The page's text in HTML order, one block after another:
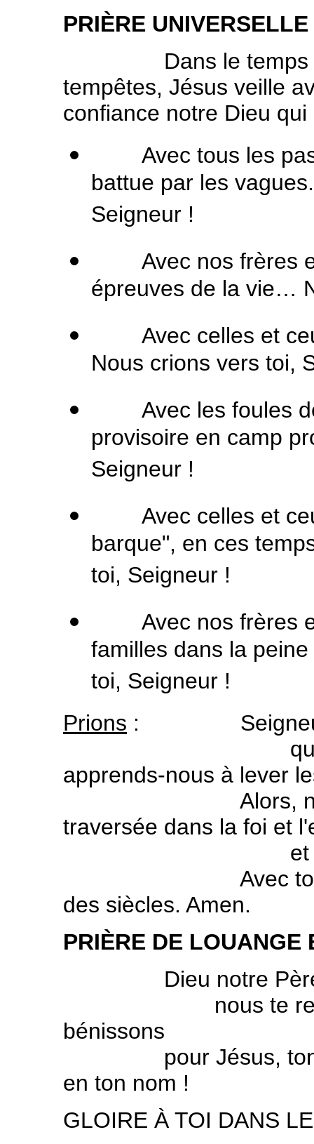
PRIÈRE UNIVERSELLE
Dans le temps
tempêtes, Jésus veille
confiance notre Dieu
Avec tous les
battue par les
Seigneur !
Avec nos frères
épreuves de la vie…
Avec celles et
Nous crions vers toi,
Avec les foules de
provisoire en camp
Seigneur !
Avec celles et
barque", en ces
toi, Seigneur !
Avec nos frères
familles dans la
toi, Seigneur !
Prions : Seigneur
quand
apprends-nous à lever
Alors, nous
traversée dans la foi et
et passerons
Avec toi, qui es
des siècles. Amen.
PRIÈRE DE LOUANGE
Dieu notre
nous te
bénissons
pour Jésus, ton
en ton nom !
GLOIRE À TOI DANS